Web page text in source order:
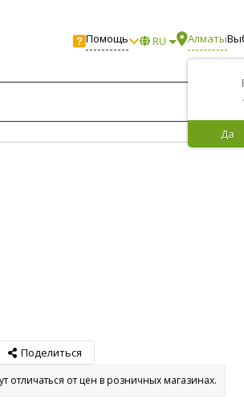
Помощь RU Алматы
Да
Поделиться
отличаться от цен в розничных магазинах.